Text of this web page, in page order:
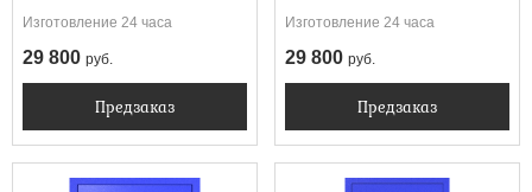
отбойник)
Изготовление 24 часа
29 800 руб.
Предзаказ
отбойник)
Изготовление 24 часа
29 800 руб.
Предзаказ